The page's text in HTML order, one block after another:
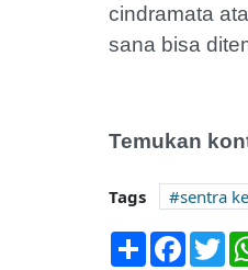
cindramata
sana bisa
Temukan
Tags sentra
Share
Pertamina EP